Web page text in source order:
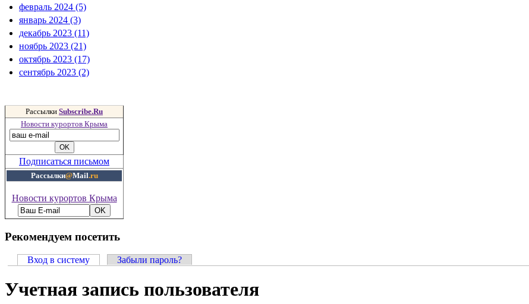
февраль 2024 (5)
январь 2024 (3)
декабрь 2023 (11)
ноябрь 2023 (21)
октябрь 2023 (17)
сентябрь 2023 (2)
Рассылки Subscribe.Ru
Новости курортов Крыма
Подписаться письмом
Рассылки@Mail.ru
Новости курортов Крыма
Рекомендуем посетить
Вход в систему Забыли пароль?
Учетная запись пользователя